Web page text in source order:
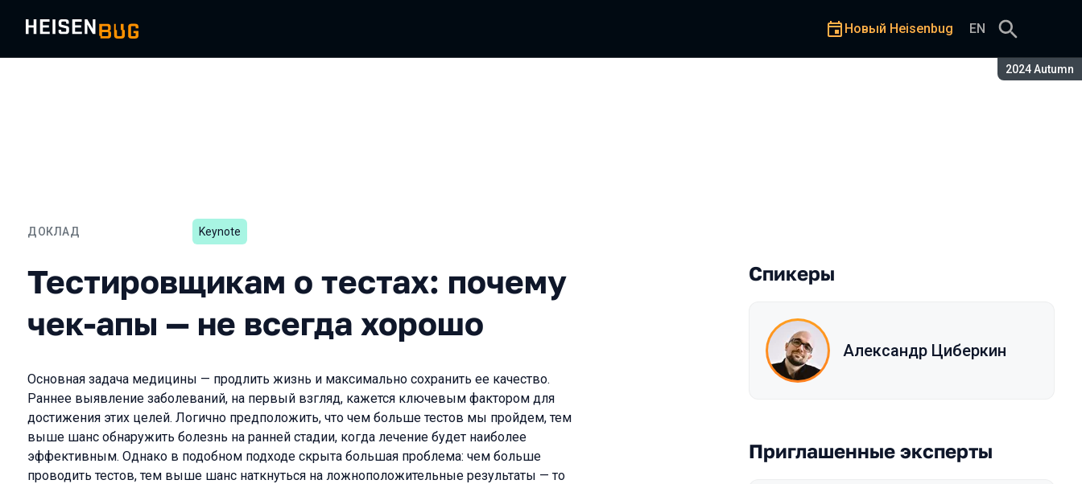
Сезон:
2024 Autumn
Новый Heisenbug EN
ДОКЛАД
Тестировщикам о тестах: почему чек-апы — не всегда хорошо
Keynote
Тестировщикам о тестах: почему
чек-апы — не всегда хорошо
Основная задача медицины — продлить жизнь и максимально сохранить ее качество.
Раннее выявление заболеваний, на первый взгляд, кажется ключевым фактором для
достижения этих целей. Логично предположить, что чем больше тестов мы пройдем, тем
выше шанс обнаружить болезнь на ранней стадии, когда лечение будет наиболее
эффективным. Однако в подобном подходе скрыта большая проблема: чем больше
проводить тестов, тем выше шанс наткнуться на ложноположительные результаты — то
Спикеры
Александр Циберкин
Приглашенные эксперты